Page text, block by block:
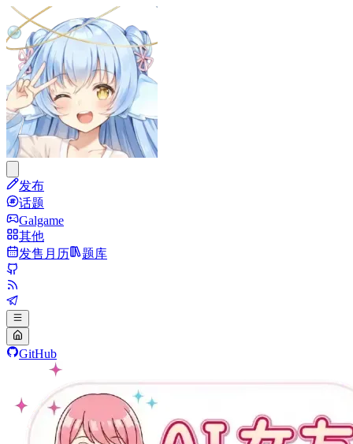
发布
话题
Galgame
其他
发售月历
题库
GitHub